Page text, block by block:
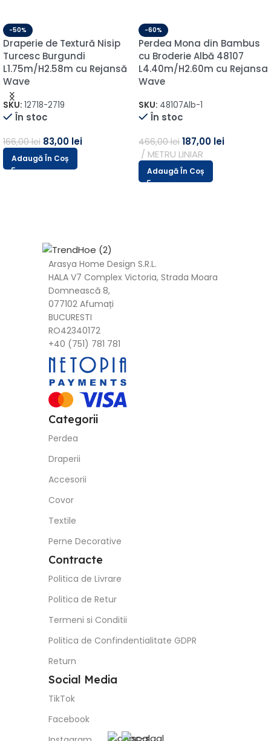
-50%
Draperie de Textură Nisip
Turcesc Burgundi
L1.75m/H2.58m cu Rejansă
Wave
SKU: 12718-2719
În stoc
166,00lei 83,00 lei
Adaugă În Coș
-60%
Perdea Mona din Bambus
cu Broderie Albă 48107
L4.40m/H2.60m cu Rejansa
Wave
SKU: 48107Alb-1
În stoc
466,00lei 187,00 lei
METRU LINIAR
Adaugă În Coș
Arasya Home Design S.R.L.
HALA V7 Complex Victoria, Strada Moara
Domnească 8,
077102 Afumați
BUCURESTI
RO42340172
+40 (751) 781 781
Categorii
Perdea
Draperii
Accesorii
Covor
Textile
Perne Decorative
Contracte
Politica de Livrare
Politica de Retur
Termeni si Conditii
Politica de Confindentialitate GDPR
Return
Social Media
TikTok
Facebook